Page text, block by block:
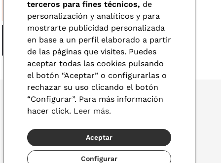
© 2026 Visionlab
terceros para fines técnicos, de
personalización y analíticos y para
mostrarte publicidad personalizada
en base a un perfil elaborado a partir
de las páginas que visites. Puedes
aceptar todas las cookies pulsando
el botón “Aceptar” o configurarlas o
rechazar su uso clicando el botón
“Configurar”. Para más información
hacer click. Leer más.
Aceptar
Configurar